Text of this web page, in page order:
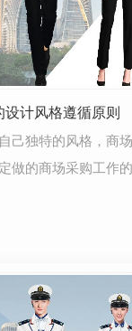
计风格遵循原则
己独特的风格，商
做的商场采购工作
格是商场营销成功的